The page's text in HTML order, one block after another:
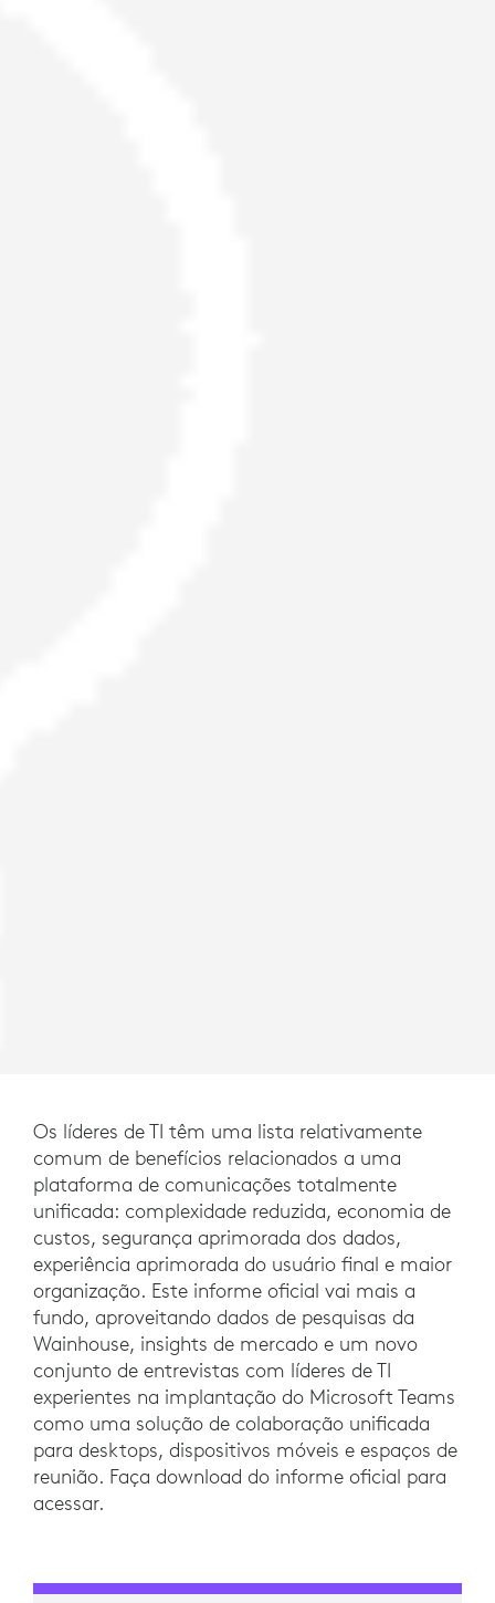
Os líderes de TI têm uma lista relativamente
comum de benefícios relacionados a uma
plataforma de comunicações totalmente
unificada: complexidade reduzida, economia de
custos, segurança aprimorada dos dados,
experiência aprimorada do usuário final e maior
organização. Este informe oficial vai mais a
fundo, aproveitando dados de pesquisas da
Wainhouse, insights de mercado e um novo
conjunto de entrevistas com líderes de TI
experientes na implantação do Microsoft Teams
como uma solução de colaboração unificada
para desktops, dispositivos móveis e espaços de
reunião. Faça download do informe oficial para
acessar.